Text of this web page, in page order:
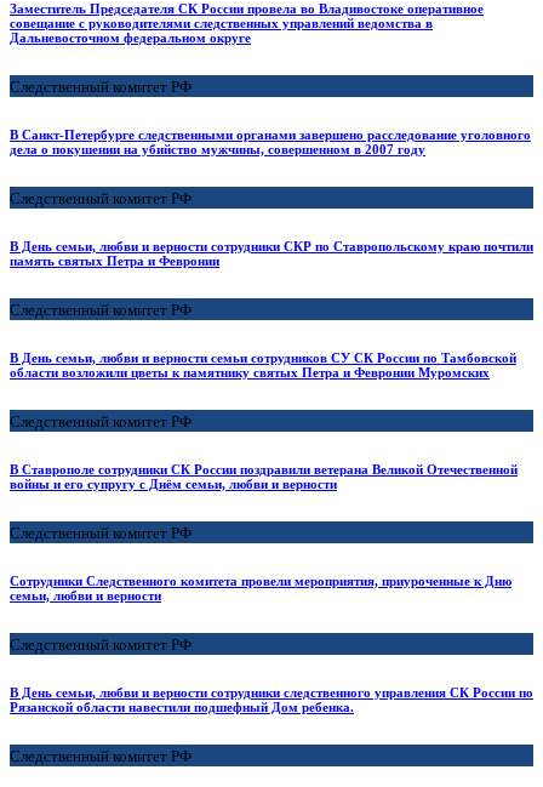
Заместитель Председателя СК России провела во Владивостоке оперативное
совещание с руководителями следственных управлений ведомства в
Дальневосточном федеральном округе
Следственный комитет РФ
В Санкт-Петербурге следственными органами завершено расследование уголовного
дела о покушении на убийство мужчины, совершенном в 2007 году
Следственный комитет РФ
В День семьи, любви и верности сотрудники СКР по Ставропольскому краю почтили
память святых Петра и Февронии
Следственный комитет РФ
В День семьи, любви и верности семьи сотрудников СУ СК России по Тамбовской
области возложили цветы к памятнику святых Петра и Февронии Муромских
Следственный комитет РФ
В Ставрополе сотрудники СК России поздравили ветерана Великой Отечественной
войны и его супругу с Днём семьи, любви и верности
Следственный комитет РФ
Сотрудники Следственного комитета провели мероприятия, приуроченные к Дню
семьи, любви и верности
Следственный комитет РФ
В День семьи, любви и верности сотрудники следственного управления СК России по
Рязанской области навестили подшефный Дом ребенка.
Следственный комитет РФ